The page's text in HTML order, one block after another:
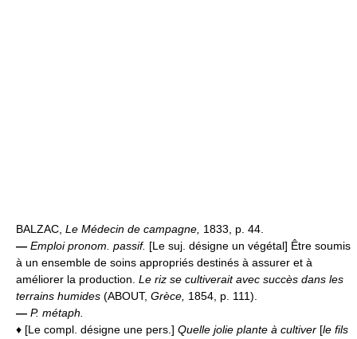
BALZAC, Le Médecin de campagne, 1833, p. 44.
— Emploi pronom. passif. [Le suj. désigne un végétal] Être soumis
à un ensemble de soins appropriés destinés à assurer et à
améliorer la production. Le riz se cultiverait avec succès dans les
terrains humides (ABOUT, Grèce, 1854, p. 111).
— P. métaph.
♦ [Le compl. désigne une pers.] Quelle jolie plante à cultiver [le fils